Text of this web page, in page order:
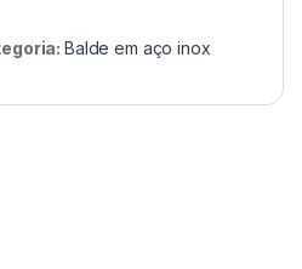
Balde em aço inox